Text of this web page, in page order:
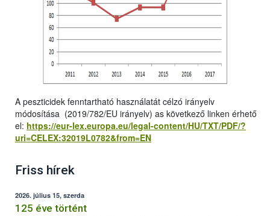
A peszticidek fenntartható használatát célzó irányelv
módosítása (2019/782/EU irányelv) as következő linken érhető
el: https://eur-lex.europa.eu/legal-content/HU/TXT/PDF/?
uri=CELEX:32019L0782&from=EN
Friss hírek
2026. július 15, szerda
125 éve történt